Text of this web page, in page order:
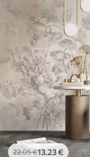
22.05€13 .23€